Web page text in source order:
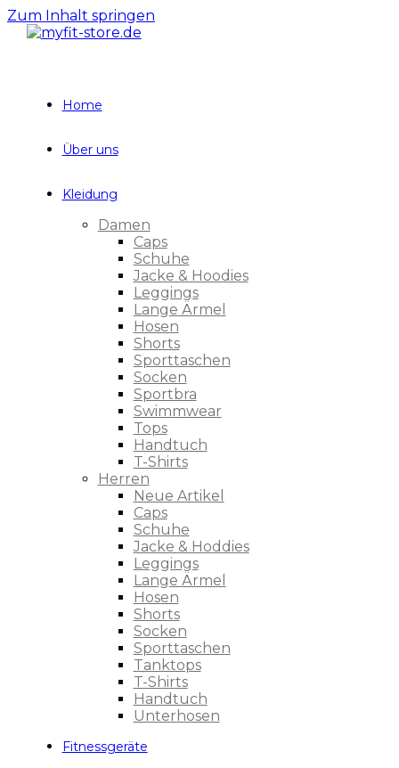
Zum Inhalt springen
Home
Über uns
Kleidung
Damen
Caps
Schuhe
Jacke & Hoodies
Leggings
Lange Ärmel
Hosen
Shorts
Sporttaschen
Socken
Sportbra
Swimmwear
Tops
Handtuch
T-Shirts
Herren
Neue Artikel
Caps
Schuhe
Jacke & Hoddies
Leggings
Lange Ärmel
Hosen
Shorts
Socken
Sporttaschen
Tanktops
T-Shirts
Handtuch
Unterhosen
Fitnessgeräte